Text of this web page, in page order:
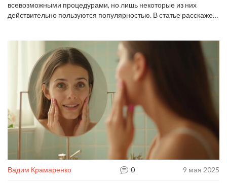
всевозможными процедурами, но лишь некоторые из них
действительно пользуются популярностью. В статье расскажем,
методов ухода. Поделимся советами, как выбрать процедуру
под свой тип кожи. Узнаете о мифах и реальных результатах
самых популярных услуг у косметолога.
Вадим Крамаренко 0 9 мая 2025